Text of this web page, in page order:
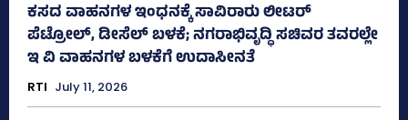
ಕಸದ ವಾಹನಗಳ ಇಂಧನಕ್ಕೆ ಸಾವಿರಾರು ಲೀಟರ್‌
ಪೆಟ್ರೋಲ್, ಡೀಸೆಲ್ ಬಳಕೆ; ನಗರಾಭಿವೃದ್ಧಿ ಸಚಿವರ ತವರಲ್ಲೇ
ಇ ವಿ ವಾಹನಗಳ ಬಳಕೆಗೆ ಉದಾಸೀನತೆ
RTI July 11, 2026